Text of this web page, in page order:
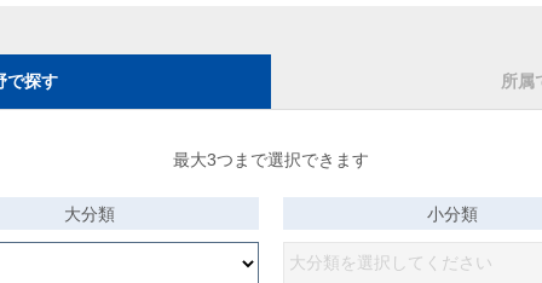
で探す 所属
最大3つまで選択できます
大分類 小分類